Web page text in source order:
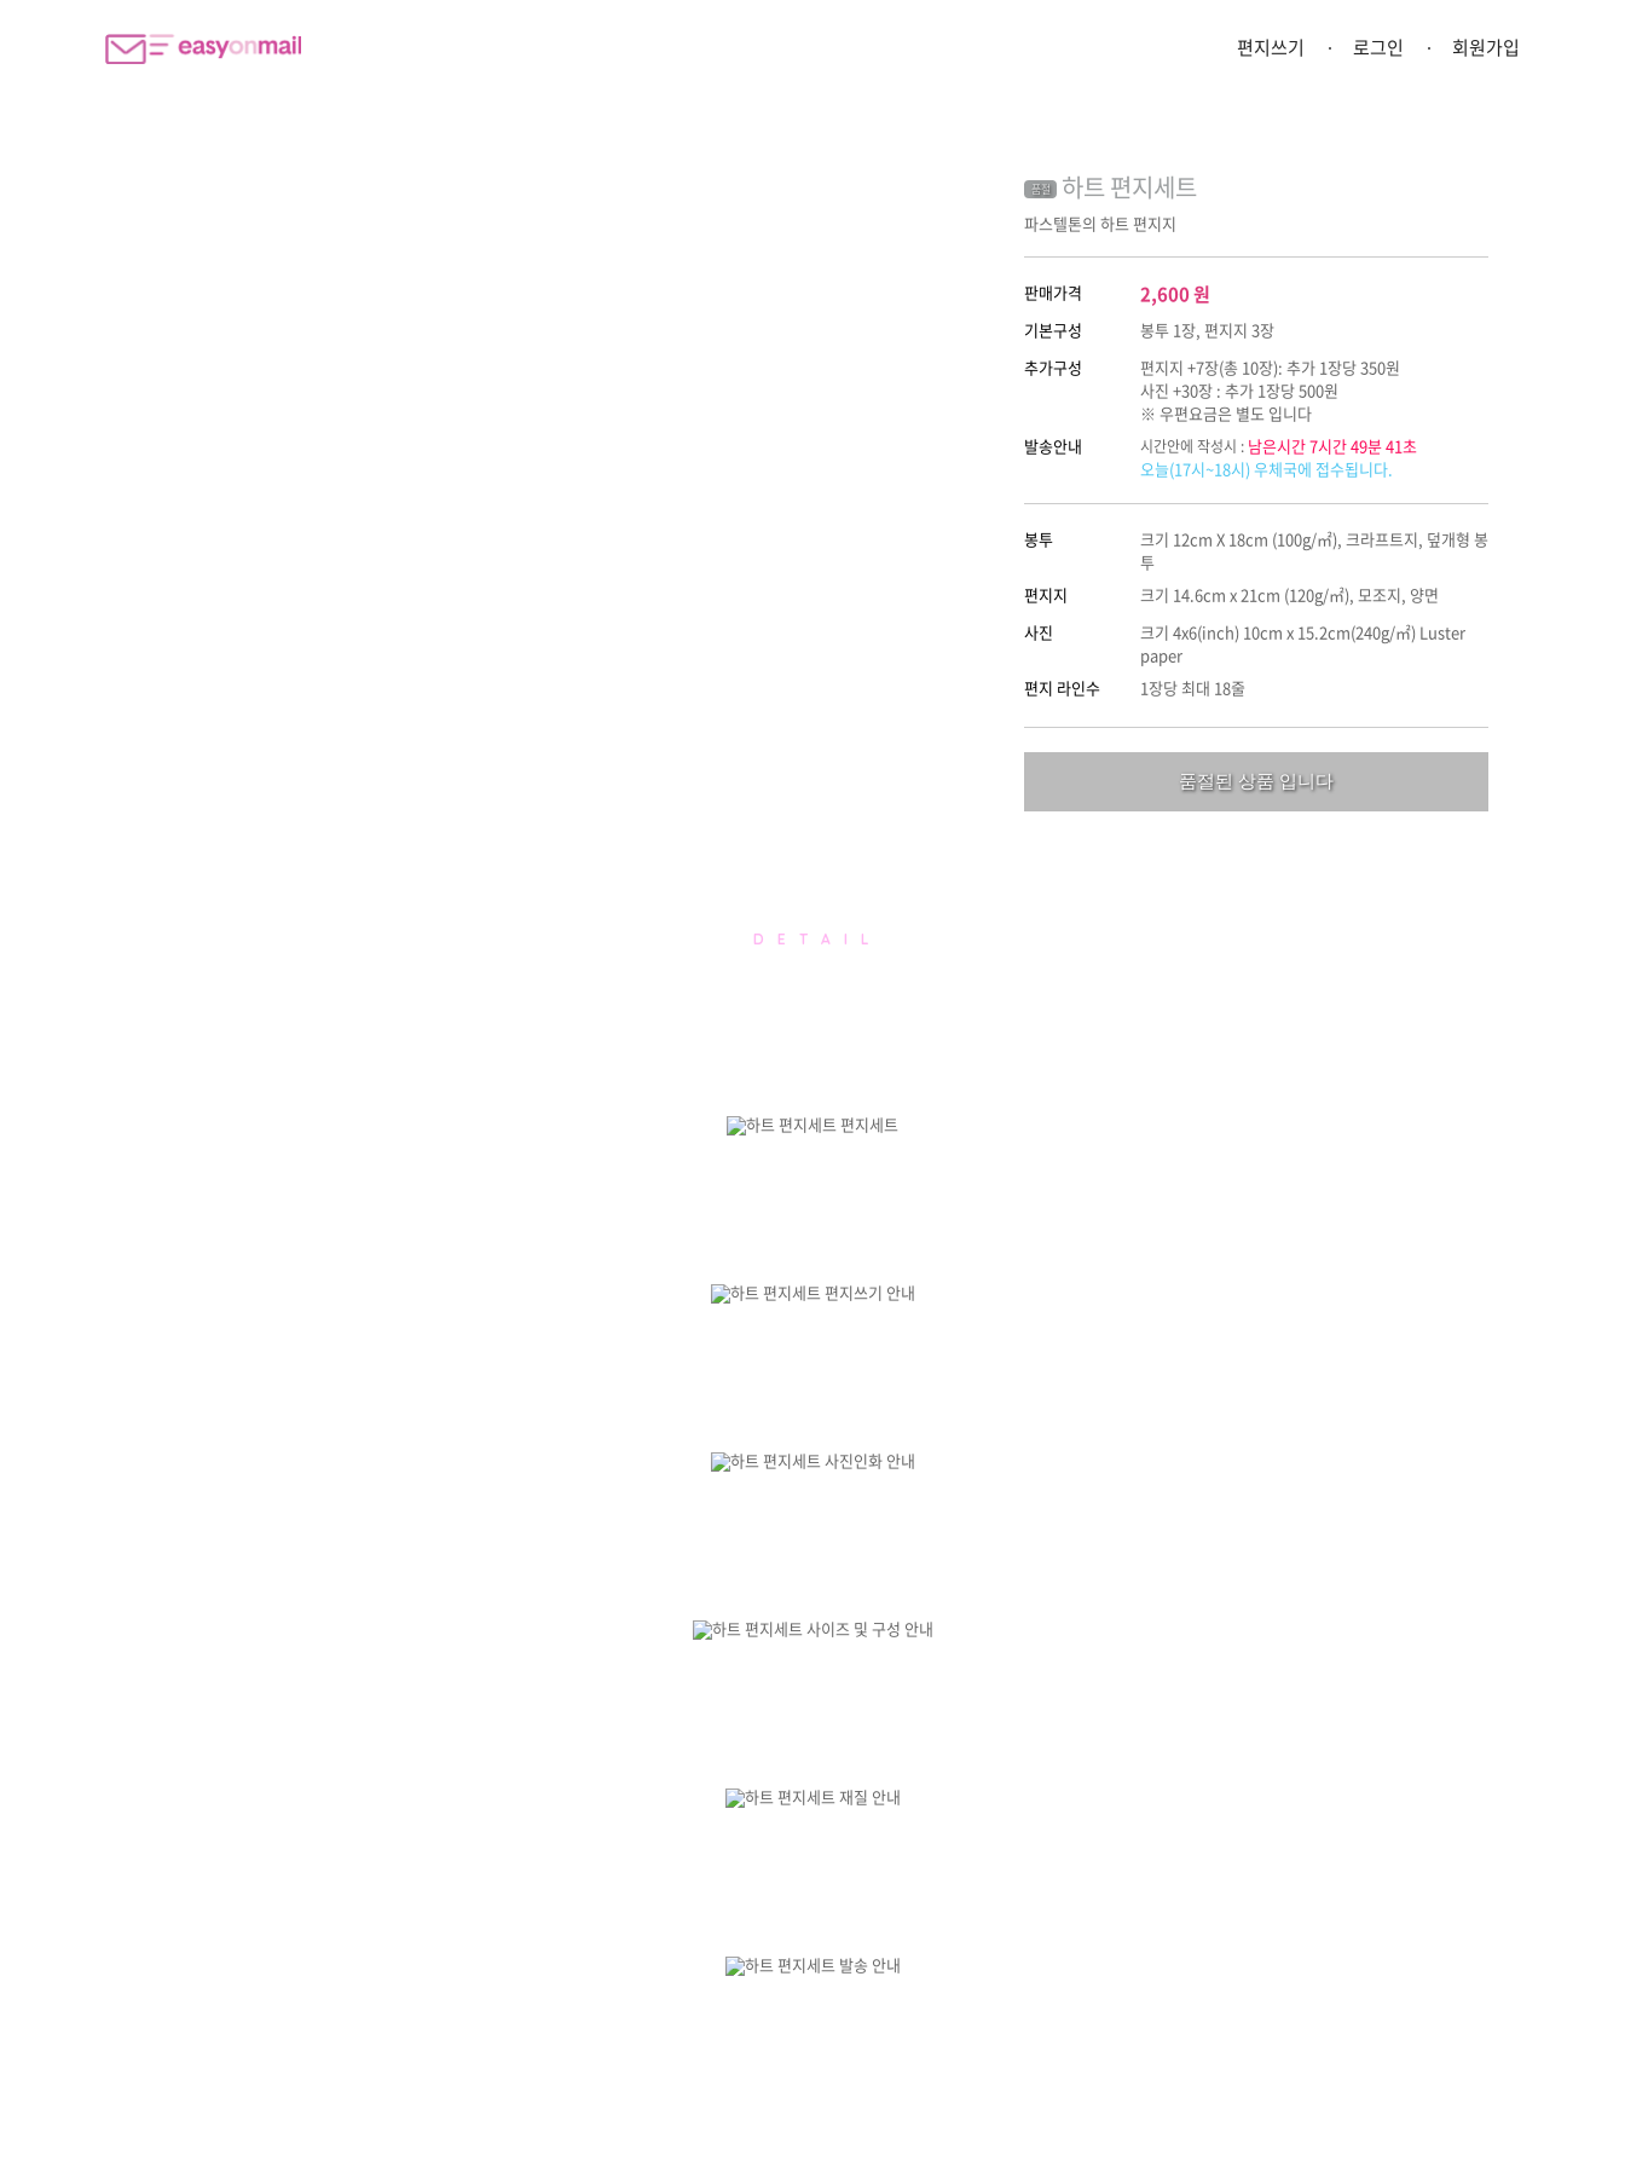
편지쓰기 로그인 회원가입
품절 하트 편지세트
파스텔톤의 하트 편지지
판매가격 2,600원
기본구성
봉투 1장, 편지지 3장
추가구성
편지지 +7장(총 10장): 추가 1장당 350원
사진 +30장 : 추가 1장당 500원
※ 우편요금은 별도 입니다
발송안내
시간안에 작성시 : 남은시간 7시간 49분 40초
오늘(17시~18시) 우체국에 접수됩니다.
봉투
크기 12cm X 18cm (100g/㎡), 크라프트지, 덮개형 봉
투
편지지
크기 14.6cm x 21cm (120g/㎡), 모조지, 양면
사진
크기 4x6(inch) 10cm x 15.2cm(240g/㎡) Luster
paper
편지 라인수
1장당 최대 18줄
품절된 상품 입니다
D E T A I L